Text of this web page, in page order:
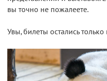
вы точно не пожалеете.
Увы, билеты остались